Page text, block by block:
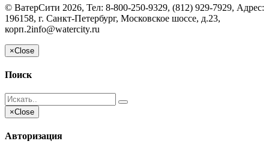
© ВатерСити 2026, Тел: 8-800-250-9329, (812) 929-7929, Адрес:
196158, г. Санкт-Петербург, Московское шоссе, д.23,
корп.2info@watercity.ru
×Close
Поиск
×Close
Авторизация